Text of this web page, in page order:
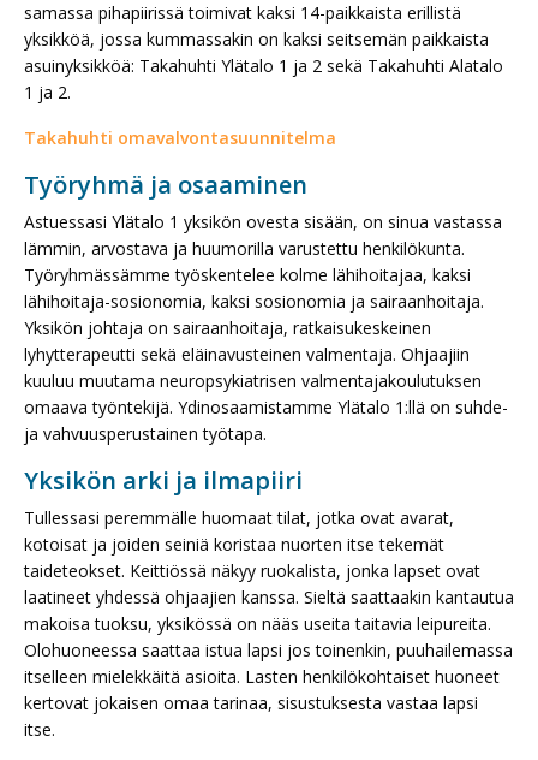
samassa pihapiirissä toimivat kaksi 14-paikkaista erillistä
yksikköä, jossa kummassakin on kaksi seitsemän paikkaista
asuinyksikköä: Takahuhti Ylätalo 1 ja 2 sekä Takahuhti Alatalo
1 ja 2.
Takahuhti omavalvontasuunnitelma
Työryhmä ja osaaminen
Astuessasi Ylätalo 1 yksikön ovesta sisään, on sinua vastassa
lämmin, arvostava ja huumorilla varustettu henkilökunta.
Työryhmässämme työskentelee kolme lähihoitajaa, kaksi
lähihoitaja-sosionomia, kaksi sosionomia ja sairaanhoitaja.
Yksikön johtaja on sairaanhoitaja, ratkaisukeskeinen
lyhytterapeutti sekä eläinavusteinen valmentaja. Ohjaajiin
kuuluu muutama neuropsykiatrisen valmentajakoulutuksen
omaava työntekijä. Ydinosaamistamme Ylätalo 1:llä on suhde-
ja vahvuusperustainen työtapa.
Yksikön arki ja ilmapiiri
Tullessasi peremmälle huomaat tilat, jotka ovat avarat,
kotoisat ja joiden seiniä koristaa nuorten itse tekemät
taideteokset. Keittiössä näkyy ruokalista, jonka lapset ovat
laatineet yhdessä ohjaajien kanssa. Sieltä saattaakin kantautua
makoisa tuoksu, yksikössä on nääs useita taitavia leipureita.
Olohuoneessa saattaa istua lapsi jos toinenkin, puuhailemassa
itselleen mielekkäitä asioita. Lasten henkilökohtaiset huoneet
kertovat jokaisen omaa tarinaa, sisustuksesta vastaa lapsi
itse.